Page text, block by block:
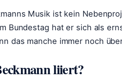
Musik ist kein
Bundestag hat er sich als
das manche immer noch
liiert?